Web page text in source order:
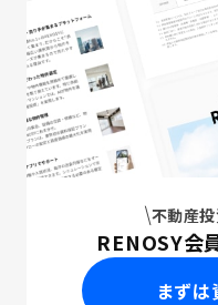
不動産
RENOSY会
まず